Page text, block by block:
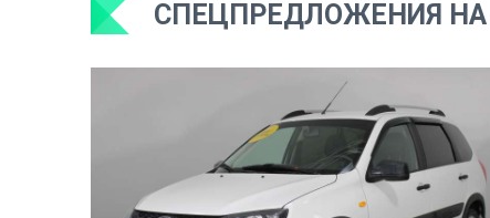
СПЕЦПРЕДЛОЖЕНИЯ НА